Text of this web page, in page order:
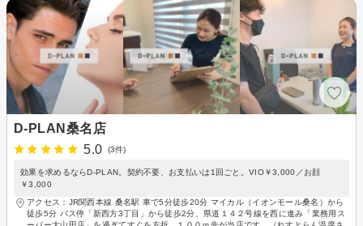
D-PLAN桑名店
5.0
(3件)
効果を求めるならD-PLAN。契約不要、お支払いは1回ごと。VIO￥3,000／お顔
￥3,000
アクセス：JR関西本線 桑名駅 車で5分徒歩20分 マイカル（イオンモール桑名）から
徒歩5分 バス停「新西方3丁目」から徒歩2分、県道１４２号線を西に進み「業務用ス